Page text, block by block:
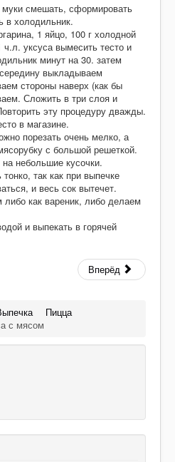
муки смешать, сформировать
в холодильник.
1 яйцо, 100 г холодной
уксуса вымесить тесто и
минут на 30. затем
выкладываем
стороны наверх (как бы
Сложить в три слоя и
эту процедуру дважды.
в магазине.
порезать очень мелко, а
с большой решеткой.
небольшие кусочки.
так как при выпечке
и весь сок вытечет.
как вареник, либо делаем
и выпекать в горячей
Вперёд
Пицца
с мясом